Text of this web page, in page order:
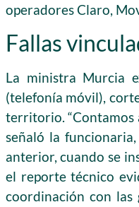
operadores Claro,
Fallas
La ministra Murcia
(telefonía móvil),
territorio. “Contamos
señaló la
anterior, cuando se
el reporte técnico
coordinación con las